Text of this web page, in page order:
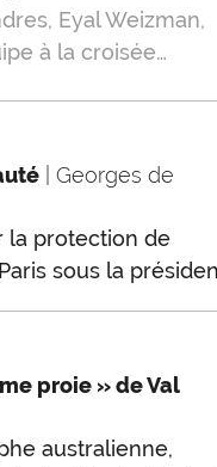
Eyal Weizman,
à la croisée…
| Georges de
la protection de
sous la
proie » de Val
australienne,